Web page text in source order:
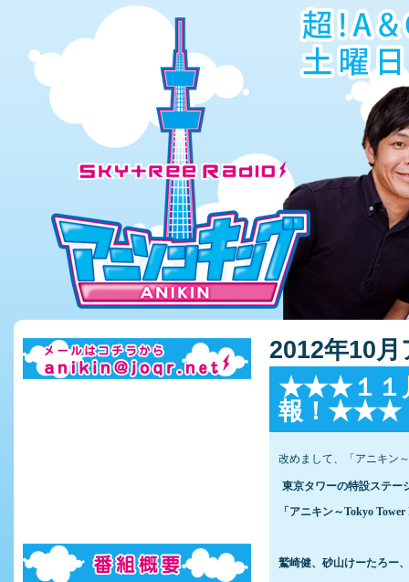
2012年10
★★★１１
報！★★★
改めまして、「アニキン
東京タワーの特設ステー
「アニキン～Tokyo Tower
鷲崎健、砂山けーたろー